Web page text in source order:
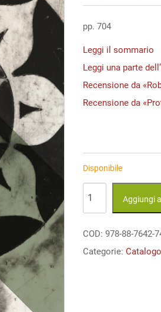
originale
€ 45,00.
attuale
pp. 704
Leggi il sommario
Leggi una parte
Recensione da
Recensione da
Disponibile
Aggiungi
COD: 978-88-7642-
Categorie: Catalogo